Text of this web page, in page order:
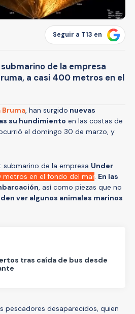
Seguir a T13 en
de la empresa
a casi 400 metros en el
Bruma, han surgido nuevas
su hundimiento en las costas de
el domingo 30 de marzo, y
de la empresa Under
metros en el fondo del mar. En las
, así como piezas que no
ver algunos animales marinos
tras caída de bus desde
pescadores desaparecidos, quien